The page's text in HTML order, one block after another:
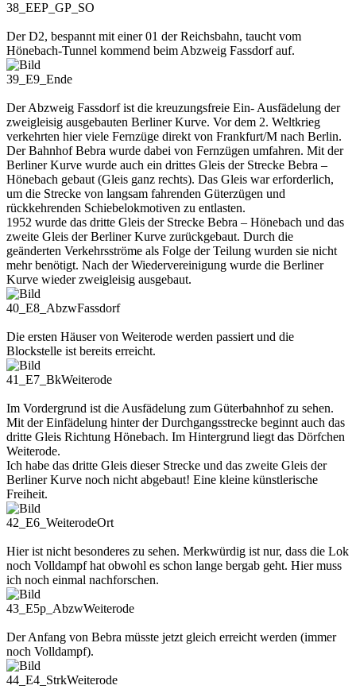
38_EEP_GP_SO
Der D2, bespannt mit einer 01 der Reichsbahn, taucht vom
Hönebach-Tunnel kommend beim Abzweig Fassdorf auf.
39_E9_Ende
Der Abzweig Fassdorf ist die kreuzungsfreie Ein- Ausfädelung der
zweigleisig ausgebauten Berliner Kurve. Vor dem 2. Weltkrieg
verkehrten hier viele Fernzüge direkt von Frankfurt/M nach Berlin.
Der Bahnhof Bebra wurde dabei von Fernzügen umfahren. Mit der
Berliner Kurve wurde auch ein drittes Gleis der Strecke Bebra –
Hönebach gebaut (Gleis ganz rechts). Das Gleis war erforderlich,
um die Strecke von langsam fahrenden Güterzügen und
rückkehrenden Schiebelokmotiven zu entlasten.
1952 wurde das dritte Gleis der Strecke Bebra – Hönebach und das
zweite Gleis der Berliner Kurve zurückgebaut. Durch die
geänderten Verkehrsströme als Folge der Teilung wurden sie nicht
mehr benötigt. Nach der Wiedervereinigung wurde die Berliner
Kurve wieder zweigleisig ausgebaut.
40_E8_AbzwFassdorf
Die ersten Häuser von Weiterode werden passiert und die
Blockstelle ist bereits erreicht.
41_E7_BkWeiterode
Im Vordergrund ist die Ausfädelung zum Güterbahnhof zu sehen.
Mit der Einfädelung hinter der Durchgangsstrecke beginnt auch das
dritte Gleis Richtung Hönebach. Im Hintergrund liegt das Dörfchen
Weiterode.
Ich habe das dritte Gleis dieser Strecke und das zweite Gleis der
Berliner Kurve noch nicht abgebaut! Eine kleine künstlerische
Freiheit.
42_E6_WeiterodeOrt
Hier ist nicht besonderes zu sehen. Merkwürdig ist nur, dass die Lok
noch Volldampf hat obwohl es schon lange bergab geht. Hier muss
ich noch einmal nachforschen.
43_E5p_AbzwWeiterode
Der Anfang von Bebra müsste jetzt gleich erreicht werden (immer
noch Volldampf).
44_E4_StrkWeiterode